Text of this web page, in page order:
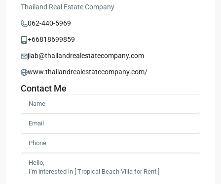
Thailand Real Estate Company
062-440-5969
+66818699859
jiab@thailandrealestatecompany.com
www.thailandrealestatecompany.com/
Contact Me